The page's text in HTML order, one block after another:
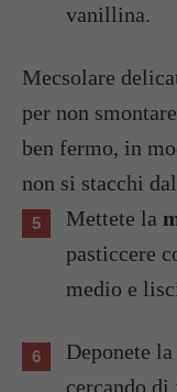
vanillina.
Mecsolare
per non
ben fermo, in
non si stacchi
Mettete la
pasticcere
medio e
Deponete
cercando